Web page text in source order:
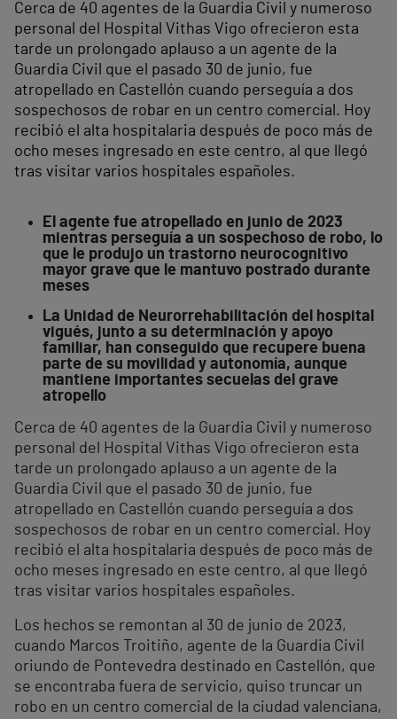
Cerca de 40 agentes de la Guardia Civil y numeroso
personal del Hospital Vithas Vigo ofrecieron esta
tarde un prolongado aplauso a un agente de la
Guardia Civil que el pasado 30 de junio, fue
atropellado en Castellón cuando perseguía a dos
sospechosos de robar en un centro comercial. Hoy
recibió el alta hospitalaria después de poco más de
ocho meses ingresado en este centro, al que llegó
tras visitar varios hospitales españoles.
El agente fue atropellado en junio de 2023
mientras perseguía a un sospechoso de robo, lo
que le produjo un trastorno neurocognitivo
mayor grave que le mantuvo postrado durante
meses
La Unidad de Neurorrehabilitación del hospital
vigués, junto a su determinación y apoyo
familiar, han conseguido que recupere buena
parte de su movilidad y autonomía, aunque
mantiene importantes secuelas del grave
atropello
Cerca de 40 agentes de la Guardia Civil y numeroso
personal del Hospital Vithas Vigo ofrecieron esta
tarde un prolongado aplauso a un agente de la
Guardia Civil que el pasado 30 de junio, fue
atropellado en Castellón cuando perseguía a dos
sospechosos de robar en un centro comercial. Hoy
recibió el alta hospitalaria después de poco más de
ocho meses ingresado en este centro, al que llegó
tras visitar varios hospitales españoles.
Los hechos se remontan al 30 de junio de 2023,
cuando Marcos Troitiño, agente de la Guardia Civil
oriundo de Pontevedra destinado en Castellón, que
se encontraba fuera de servicio, quiso truncar un
robo en un centro comercial de la ciudad valenciana,